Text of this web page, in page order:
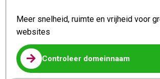
Meer snelheid, ruimte en vrijheid voor
websites
 Controleer domeinnaam